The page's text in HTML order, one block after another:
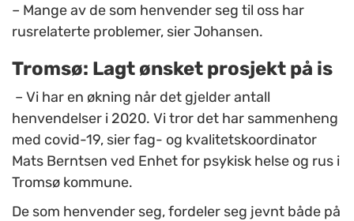
– Mange av de som henvender seg til oss har
rusrelaterte problemer, sier Johansen.
Tromsø: Lagt ønsket prosjekt på is
– Vi har en økning når det gjelder antall
henvendelser i 2020. Vi tror det har sammenheng
med covid-19, sier fag- og kvalitetskoordinator
Mats Berntsen ved Enhet for psykisk helse og rus i
Tromsø kommune.
De som henvender seg, fordeler seg jevnt både på